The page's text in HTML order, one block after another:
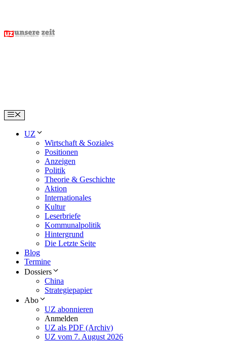
content
Menu
UZ
Wirtschaft & Soziales
Positionen
Anzeigen
Politik
Theorie & Geschichte
Aktion
Internationales
Kultur
Leserbriefe
Kommunalpolitik
Hintergrund
Die Letzte Seite
Blog
Termine
Dossiers
China
Strategiepapier
Abo
UZ abonnieren
Anmelden
UZ als PDF (Archiv)
UZ vom 7. August 2026